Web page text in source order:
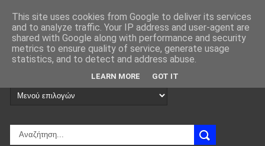
This site uses cookies from Google to deliver its services
and to analyze traffic. Your IP address and user-agent are
shared with Google along with performance and security
metrics to ensure quality of service, generate usage
statistics, and to detect and address abuse.
LEARN MORE GOT IT